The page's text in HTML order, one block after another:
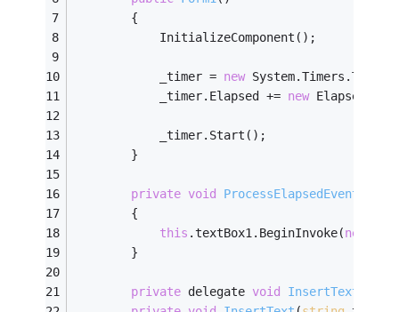
        {
            InitializeComponent();
            _timer =
new System.Timers.Timer(
            _timer.Elapsed +=
new
            _timer.Start();
        }
private void ProcessElapsedEvent
        {
this .textBox1.BeginInvoke(new
        }
private delegate void